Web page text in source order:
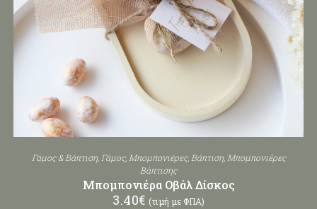
Γάμος & Βάπτιση, Γάμος, Μπομπονιέρες, Βάπτιση, Μπομπονιέρες
Βάπτισης
Μπομπονιέρα Οβάλ Δίσκος
3.40€ (τιμή με ΦΠΑ)